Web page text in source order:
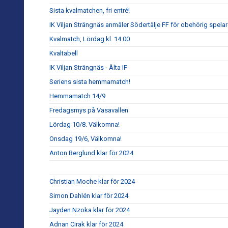
Sista kvalmatchen, fri entré!
IK Viljan Strängnäs anmäler Södertälje FF för obehörig
Kvalmatch, Lördag kl. 14.00
Kvaltabell
IK Viljan Strängnäs - Älta IF
Seriens sista hemmamatch!
Hemmamatch 14/9
Fredagsmys på Vasavallen
Lördag 10/8. Välkomna!
Onsdag 19/6, Välkomna!
Anton Berglund klar för 2024
Christian Moche klar för 2024
Simon Dahlén klar för 2024
Jayden Nzoka klar för 2024
Adnan Cirak klar för 2024